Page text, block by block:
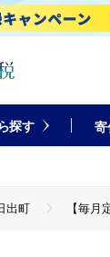
探す 寄
出町 【毎